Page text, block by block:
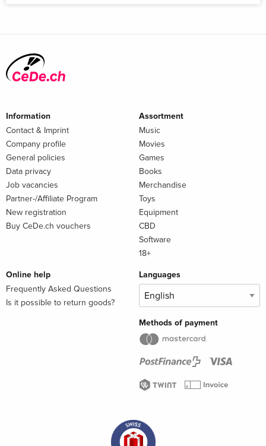
Information
Contact & Imprint
Company profile
General policies
Data privacy
Job vacancies
Partner-/Affiliate Program
New registration
Buy CeDe.ch vouchers
Assortment
Music
Movies
Games
Books
Merchandise
Toys
Equipment
CBD
Software
18+
Online help
Frequently Asked Questions
Is it possible to return goods?
Languages
Methods of payment